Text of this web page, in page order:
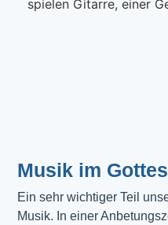
Musik im
Ein sehr wichtiger Teil
Musik. In einer